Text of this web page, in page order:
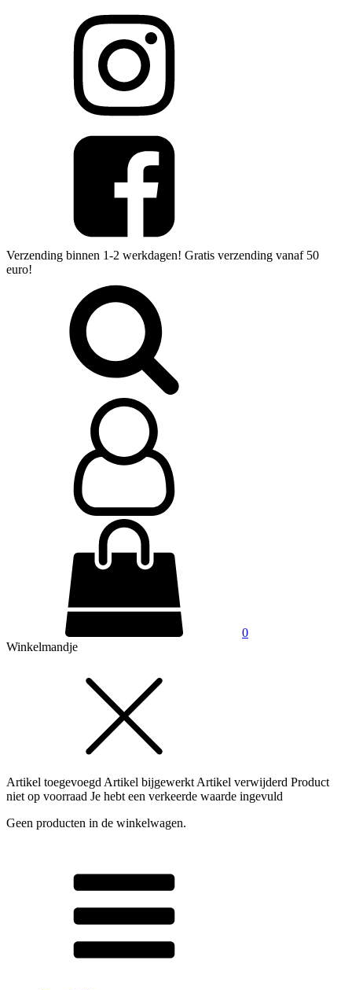
Verzending binnen 1-2 werkdagen! Gratis verzending vanaf 50
euro!
0
Winkelmandje
Artikel toegevoegd Artikel bijgewerkt Artikel verwijderd Product
niet op voorraad Je hebt een verkeerde waarde ingevuld
Geen producten in de winkelwagen.